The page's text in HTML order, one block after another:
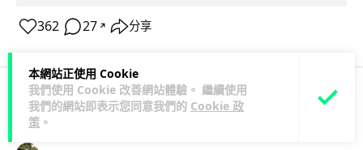
本網站正使用 Cookie
我們使用 Cookie 改善網站體驗。 繼續使用
我們的網站即表示您同意我們的 Cookie 政
策 。
362 27 ↗ 分享
人工智能